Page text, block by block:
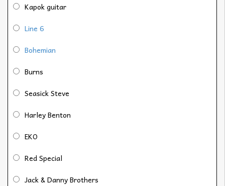
Kapok guitar
Line 6
Bohemian
Burns
Seasick Steve
Harley Benton
EKO
Red Special
Jack & Danny Brothers